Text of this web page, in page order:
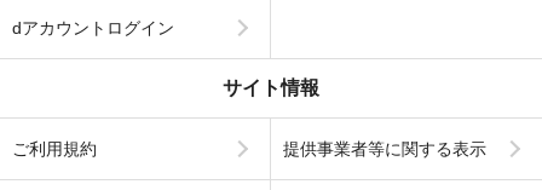
dアカウントログイン
サイト情報
ご利用規約 提供事業者等に関する表示